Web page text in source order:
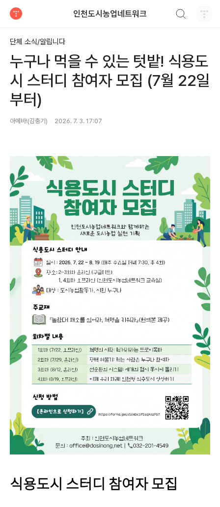
인천도시농업네트워크
단체 소식/알립니다
누구나 먹을 수 있는 텃밭! 식용도
시 스터디 참여자 모집 (7월 22일
부터)
아메바!(김충기) 2026. 7. 3. 17:07
식용도시 스터디 참여자 모집